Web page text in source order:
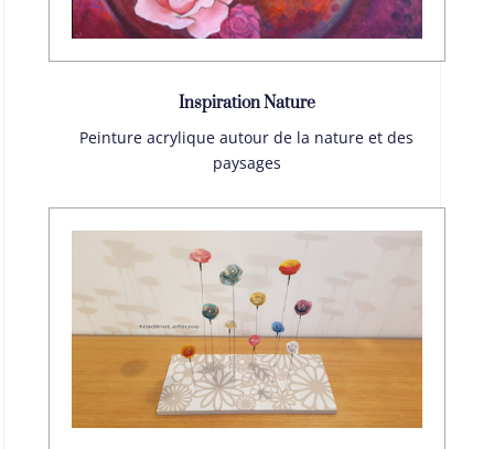
Inspiration Nature
Peinture acrylique autour de la nature et des
paysages